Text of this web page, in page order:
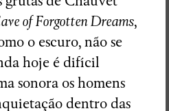
of Forgotten Dreams,
o escuro, não se
hoje é difícil
sonora os homens
dentro das